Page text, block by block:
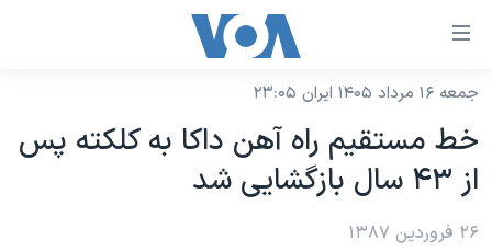
لینکهای
دسترسی
جهش
به
محتوای
اصلی
نسخه سبک وب‌سایت
موضوع ها
ایران
برنامه های تلویزیونی
جمعه ۱۶ مرداد ۱۴۰۵ ایران ۲۳:۰۵
خط مستقيم راه آهن داکا به کلکته پس
از ۴۳ سال بازگشايی شد
۲۶ فروردین ۱۳۸۷